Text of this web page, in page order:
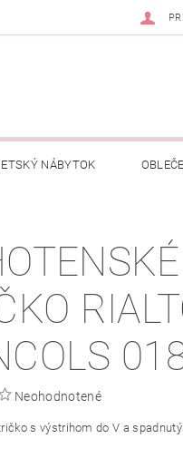
NÁBYTOK
Neohodnotené
s výstrihom do V a